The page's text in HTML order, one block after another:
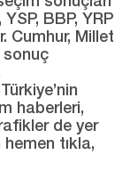
BBP, YRP
Cumhur, Millet
sonuç
haberleri,
de yer
tıkla,